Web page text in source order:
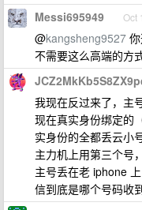
Messi695949 Oct
@kangsheng9527
不需要这么高端的方式
我现在反过来了，主
现在真实身份绑定的
实身份的全都丢云小
主力机上用第三个号
主号丢在老 iphone
信到底是哪个号码收